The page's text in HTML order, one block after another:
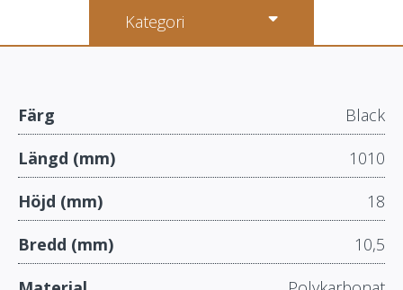
Kategori
Färg
Black
Längd (mm)
1010
Höjd (mm)
18
Bredd (mm)
10,5